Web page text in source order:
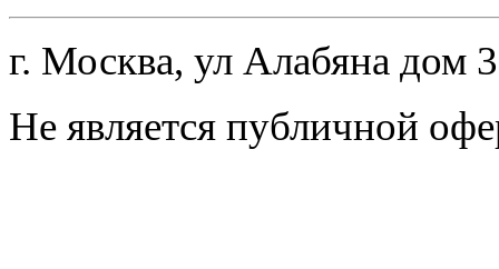
г. Москва, ул Алабяна дом
Не является публичной